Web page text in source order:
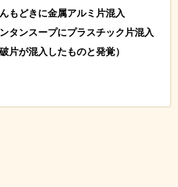
もどきに金属アルミ片混入
タンスープにプラスチック片混入
片が混入したものと発覚）